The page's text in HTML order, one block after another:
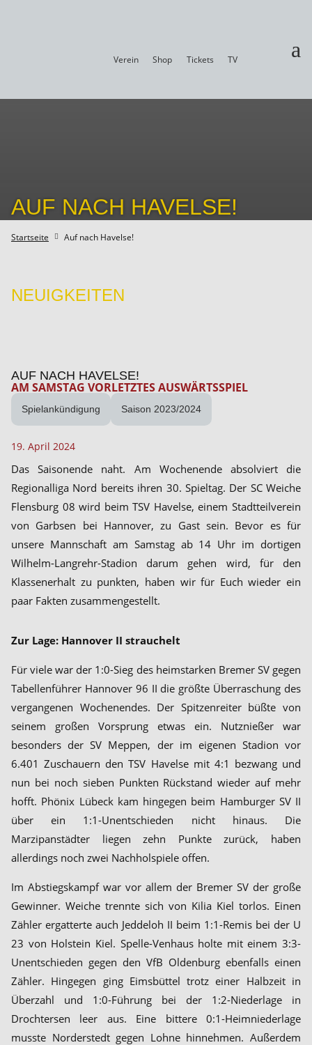
Verein Shop Tickets TV a
AUF NACH HAVELSE!
Startseite  Auf nach Havelse!
NEUIGKEITEN
AUF NACH HAVELSE!
AM SAMSTAG VORLETZTES AUSWÄRTSSPIEL
Spielankündigung Saison 2023/2024
19. April 2024
Das Saisonende naht. Am Wochenende absolviert die
Regionalliga Nord bereits ihren 30. Spieltag. Der SC Weiche
Flensburg 08 wird beim TSV Havelse, einem Stadtteilverein
von Garbsen bei Hannover, zu Gast sein. Bevor es für
unsere Mannschaft am Samstag ab 14 Uhr im dortigen
Wilhelm-Langrehr-Stadion darum gehen wird, für den
Klassenerhalt zu punkten, haben wir für Euch wieder ein
paar Fakten zusammengestellt.
Zur Lage: Hannover II strauchelt
Für viele war der 1:0-Sieg des heimstarken Bremer SV gegen
Tabellenführer Hannover 96 II die größte Überraschung des
vergangenen Wochenendes. Der Spitzenreiter büßte von
seinem großen Vorsprung etwas ein. Nutznießer war
besonders der SV Meppen, der im eigenen Stadion vor
6.401 Zuschauern den TSV Havelse mit 4:1 bezwang und
nun bei noch sieben Punkten Rückstand wieder auf mehr
hofft. Phönix Lübeck kam hingegen beim Hamburger SV II
über ein 1:1-Unentschieden nicht hinaus. Die
Marzipanstädter liegen zehn Punkte zurück, haben
allerdings noch zwei Nachholspiele offen.
Im Abstiegskampf war vor allem der Bremer SV der große
Gewinner. Weiche trennte sich von Kilia Kiel torlos. Einen
Zähler ergatterte auch Jeddeloh II beim 1:1-Remis bei der U
23 von Holstein Kiel. Spelle-Venhaus holte mit einem 3:3-
Unentschieden gegen den VfB Oldenburg ebenfalls einen
Zähler. Hingegen ging Eimsbüttel trotz einer Halbzeit in
Überzahl und 1:0-Führung bei der 1:2-Niederlage in
Drochtersen leer aus. Eine bittere 0:1-Heimniederlage
musste Norderstedt gegen Lohne hinnehmen. Außerdem